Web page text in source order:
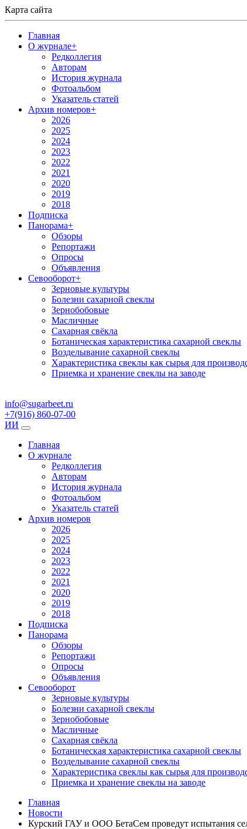
Карта сайта
Главная
О журнале+
Редколлегия
Авторам
История журнала
Фотоальбом
Указатель статей
Архив номеров+
2026
2025
2024
2023
2022
2021
2020
2019
2018
Подписка
Панорама+
Обзоры
Репортажи
Опросы
Объявления
Севооборот+
Зерновые культуры
Болезни сахарной свеклы
Зернобобовые
Масличные
Сахарная свёкла
Ботаническая характеристика сахарной свеклы
Возделывание сахарной свеклы
Характеристика свеклы как сырья для
Приемка и хранение свеклы на заводе
info@sugarbeet.ru
+7(916) 860-07-00
ИИ
Главная
О журнале
Редколлегия
Авторам
История журнала
Фотоальбом
Указатель статей
Архив номеров
2026
2025
2024
2023
2022
2021
2020
2019
2018
Подписка
Панорама
Обзоры
Репортажи
Опросы
Объявления
Севооборот
Зерновые культуры
Болезни сахарной свеклы
Зернобобовые
Масличные
Сахарная свёкла
Ботаническая характеристика сахарной свеклы
Возделывание сахарной свеклы
Характеристика свеклы как сырья для
Приемка и хранение свеклы на заводе
Главная
Новости
Курский ГАУ и ООО БетаСем проведут испытания